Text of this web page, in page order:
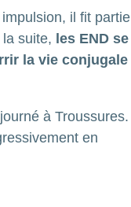
il fit partie
suite, les END se
la vie conjugale
à Troussures.
en